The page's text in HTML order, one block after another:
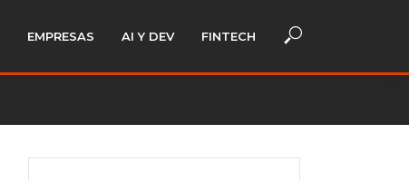
EMPRESAS AI Y DEV FINTECH